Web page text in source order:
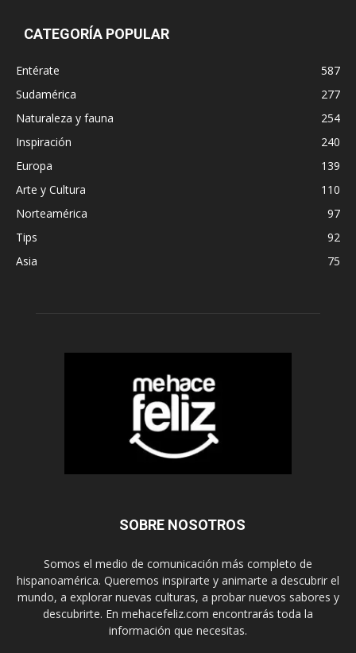
CATEGORÍA POPULAR
Entérate
587
Sudamérica
277
Naturaleza y fauna
254
Inspiración
240
Europa
139
Arte y Cultura
110
Norteamérica
97
Tips
92
Asia
75
SOBRE NOSOTROS
Somos el medio de comunicación más completo de
hispanoamérica. Queremos inspirarte y animarte a descubrir el
mundo, a explorar nuevas culturas, a probar nuevos sabores y
descubrirte. En mehacefeliz.com encontrarás toda la
información que necesitas.